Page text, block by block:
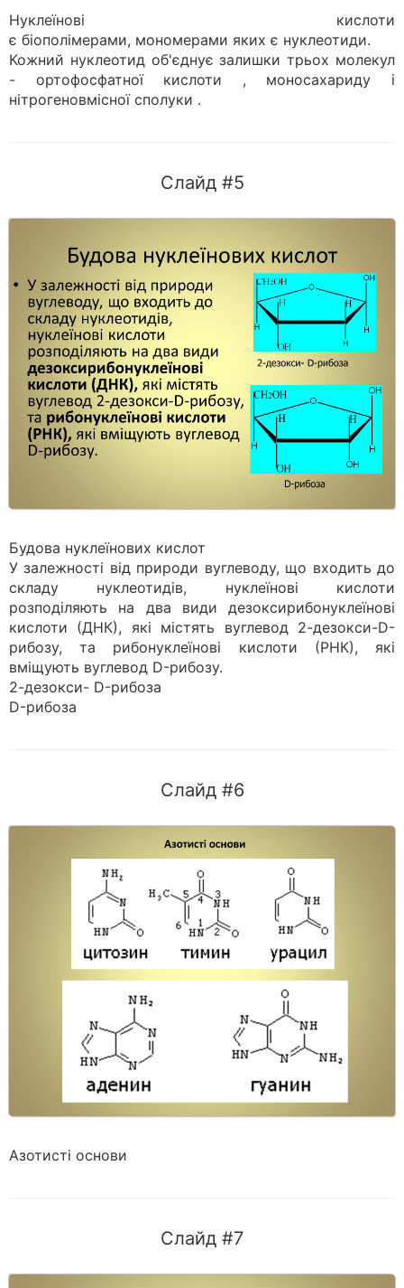
Нуклеїнові кислоти
є біополімерами, мономерами яких є нуклеотиди.
Кожний нуклеотид об'єднує залишки трьох молекул
- ортофосфатної кислоти , моносахариду і
нітрогеновмісної сполуки .
Слайд #5
Будова нуклеїнових кислот
У залежності від природи вуглеводу, що входить до
складу нуклеотидів, нуклеїнові кислоти
розподіляють на два види дезоксирибонуклеїнові
кислоти (ДНК), які містять вуглевод 2-дезокси-D-
рибозу, та рибонуклеїнові кислоти (РНК), які
вміщують вуглевод D-рибозу.
2-дезокси- D-рибоза
D-рибоза
Слайд #6
Азотисті основи
Слайд #7